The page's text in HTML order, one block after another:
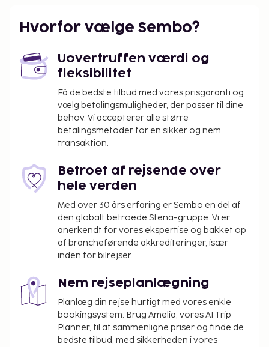
Hvorfor vælge Sembo?
Uovertruffen værdi og
fleksibilitet
Få de bedste tilbud med vores prisgaranti og
vælg betalingsmuligheder, der passer til dine
behov. Vi accepterer alle større
betalingsmetoder for en sikker og nem
transaktion.
Betroet af rejsende over
hele verden
Med over 30 års erfaring er Sembo en del af
den globalt betroede Stena-gruppe. Vi er
anerkendt for vores ekspertise og bakket op
af brancheførende akkrediteringer, især
inden for bilrejser.
Nem rejseplanlægning
Planlæg din rejse hurtigt med vores enkle
bookingsystem. Brug Amelia, vores AI Trip
Planner, til at sammenligne priser og finde de
bedste tilbud, med sikkerheden i vores